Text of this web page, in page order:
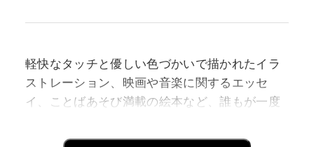
軽快なタッチと優しい色づかいで描かれたイラ
ストレーション、映画や音楽に関するエッセ
イ、ことばあそび満載の絵本など、誰もが一度
いでしょうか。